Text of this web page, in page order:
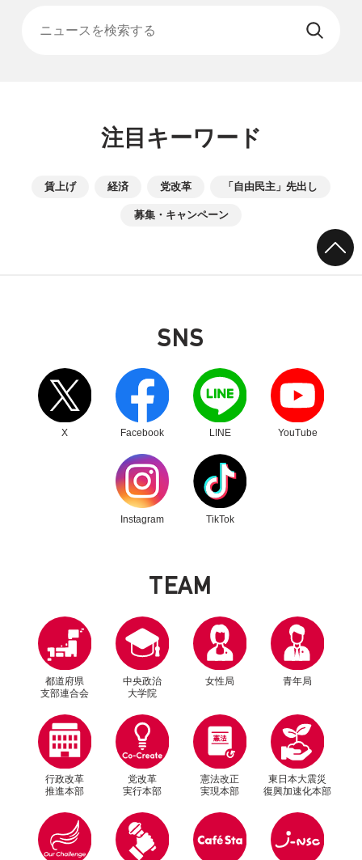
注目キーワード
賃上げ 経済 党改革 「自由民主」先出し
募集・キャンペーン
SNS
X
別ウィンドウリンク
Facebook
別ウィンドウリンク
LINE
別ウィンドウリンク
YouTube
別ウィンドウリンク
Instagram
別ウィンドウリンク
TikTok
別ウィンドウリンク
TEAM
都道府県
支部連合会
中央政治
大学院
女性局 青年局
行政改革
推進本部
党改革
実行本部
憲法改正
実現本部
東日本大震災
復興加速化本部
別ウィンドウリンク別ウィンドウリンク